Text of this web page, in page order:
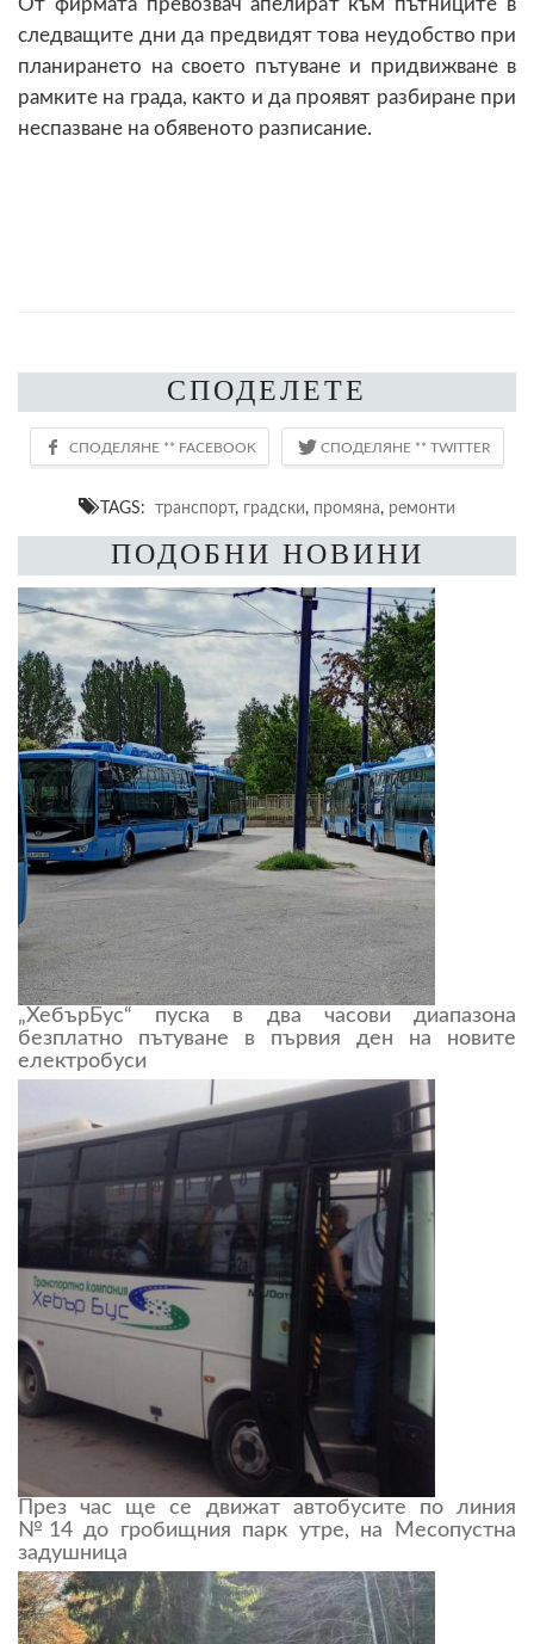
следващите дни да предвидят това неудобство при
планирането на своето пътуване и придвижване в
рамките на града, както и да проявят разбиране при
неспазване на обявеното разписание.
СПОДЕЛЕТЕ
TAGS: транспорт, градски, промяна, ремонти
ПОДОБНИ НОВИНИ
„ХебърБус“ пуска в два часови диапазона
безплатно пътуване в първия ден на новите
електробуси
През час ще се движат автобусите по линия
№14 до гробищния парк утре, на Месопустна
задушница